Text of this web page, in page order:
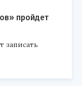
пройдет
записать